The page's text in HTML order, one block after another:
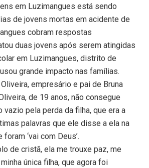
em Luzimangues está sendo
de jovens mortas em acidente de
cobram respostas
duas jovens após serem atingidas
em Luzimangues, distrito de
grande impacto nas famílias.
empresário e pai de Bruna
de 19 anos, não consegue
vazio pela perda da filha, que era a
palavras que ele disse a ela na
‘vai com Deus’.
de cristã, ela me trouxe paz, me
única filha, que agora foi